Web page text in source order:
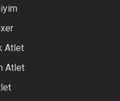
Atlet
Atlet